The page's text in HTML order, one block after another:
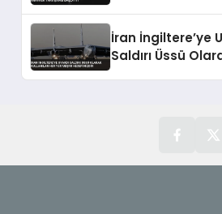
İran İngiltere’ye
Saldırı Üssü